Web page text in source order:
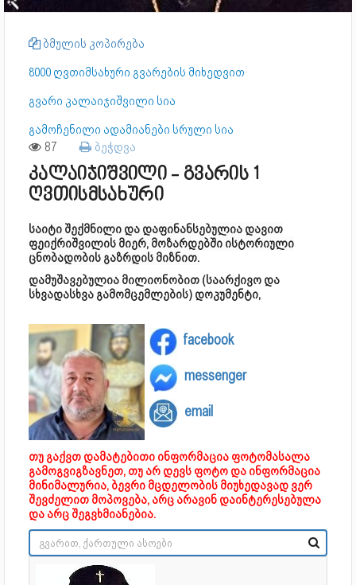
ბმულის კოპირება
8000 ღვთიმსახური გვარების მიხედვით
გვარი კალაიჯიშვილი სია
გამოჩენილი ადამიანები სრული სია
87 ბეჭდვა
კალაიჯიშვილი - გვარის 1
ღვთისმსახური
საიტი შექმნილი და დაფინანსებულია დავით
ფეიქრიშვილის მიერ, მოზარდებში ისტორიული
ცნობადობის გაზრდის მიზნით.
დამუშავებულია მილიონობით (საარქივო და
სხვადასხვა გამომცემლების) დოკუმენტი,
facebook
messenger
email
თუ გაქვთ დამატებითი ინფორმაცია ფოტომასალა
გამოგვიგზავნეთ, თუ არ დევს ფოტო და ინფორმაცია
მინიმალურია, ბევრი მცდელობის მიუხედავად ვერ
შევძელით მოპოვება, არც არავინ დაინტერესებულა
და არც შეგვხმიანებია.